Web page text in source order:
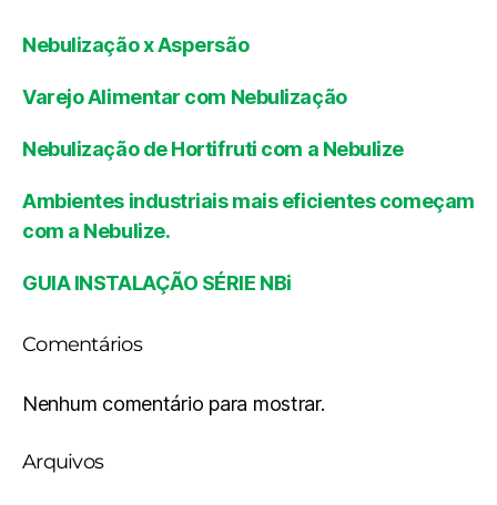
Nebulização x Aspersão
Varejo Alimentar com Nebulização
Nebulização de Hortifruti com a Nebulize
Ambientes industriais mais eficientes começam
com a Nebulize.
GUIA INSTALAÇÃO SÉRIE NBi
Comentários
Nenhum comentário para mostrar.
Arquivos